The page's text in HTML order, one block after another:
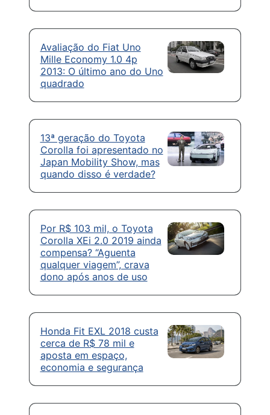
Avaliação do Fiat Uno
Mille Economy 1.0 4p
2013: O último ano do Uno
quadrado
13ª geração do Toyota
Corolla foi apresentado no
Japan Mobility Show, mas
quando disso é verdade?
Por R$ 103 mil, o Toyota
Corolla XEi 2.0 2019 ainda
compensa? “Aguenta
qualquer viagem”, crava
dono após anos de uso
Honda Fit EXL 2018 custa
cerca de R$ 78 mil e
aposta em espaço,
economia e segurança